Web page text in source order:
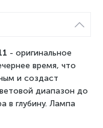
- оригинальное
время, что
и создаст
диапазон до
в глубину. Лампа